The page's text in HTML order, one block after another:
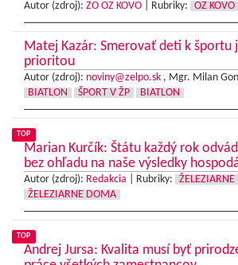
Autor (zdroj): ZO OZ KOVO Rubriky: OZ KOVO
Matej Kazár: Smerovať deti k športu
prioritou
Autor (zdroj): noviny@zelpo.sk , Mgr. Milan
BIATLON
ŠPORT V ŽP BIATLON
TOP
Marian Kurčík: Štátu každý rok
bez ohľadu na naše výsledky
Autor (zdroj): Redakcia Rubriky:
ŽELEZIARNE
ŽELEZIARNE DOMA
TOP
Andrej Jursa: Kvalita musí byť